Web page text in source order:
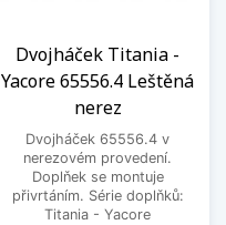
Dvojháček Titania -
Yacore 65556.4 Leštěná
nerez
Dvojháček 65556.4 v
nerezovém provedení.
Doplňek se montuje
přivrtáním. Série doplňků:
Titania - Yacore